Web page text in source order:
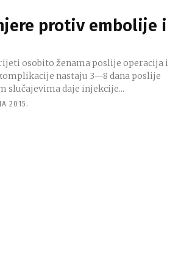
protiv embolije i
osobito ženama poslije operacija i
nastaju 3—8 dana poslije
slučajevima daje injekcije...
2015.